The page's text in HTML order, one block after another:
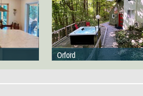
Orford